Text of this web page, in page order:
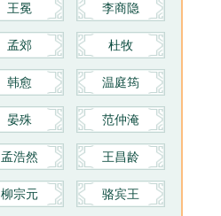
王冕 李商隐
孟郊 杜牧
韩愈 温庭筠
晏殊 范仲淹
孟浩然 王昌龄
柳宗元 骆宾王